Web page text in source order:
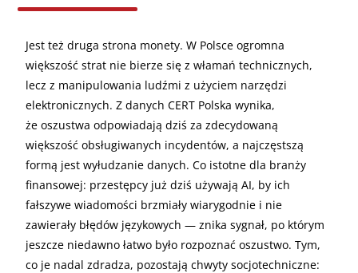
Jest też druga strona monety. W Polsce ogromna
większość strat nie bierze się z włamań technicznych,
lecz z manipulowania ludźmi z użyciem narzędzi
elektronicznych. Z danych CERT Polska wynika,
że oszustwa odpowiadają dziś za zdecydowaną
większość obsługiwanych incydentów, a najczęstszą
formą jest wyłudzanie danych. Co istotne dla branży
finansowej: przestępcy już dziś używają AI, by ich
fałszywe wiadomości brzmiały wiarygodnie i nie
zawierały błędów językowych — znika sygnał, po którym
jeszcze niedawno łatwo było rozpoznać oszustwo. Tym,
co je nadal zdradza, pozostają chwyty socjotechniczne: